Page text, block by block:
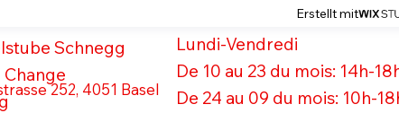
Erstellt mit
Schnegg
252, 4051 Basel
Lundi-Vendredi
De 10 au 23 du mois: 14h-
De 24 au 09 du mois: 10h-